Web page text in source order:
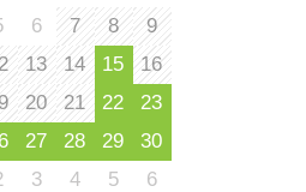
6 7 8
9
13 14 15
16
20 21 22
23
27 28 29
30
3 4 5 6